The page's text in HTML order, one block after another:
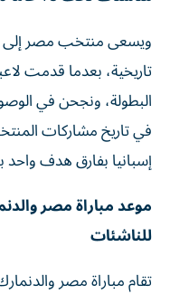
ويسعى منتخب مصر إلى
تاريخية، بعدما قدمت
البطولة، ونجحن في
في تاريخ مشاركات
إسبانيا بفارق هدف واحد
موعد مباراة مصر
للناشئات